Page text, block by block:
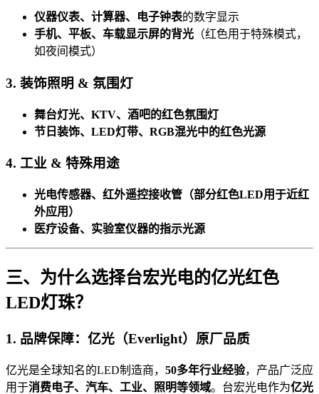
仪器仪表、计算器、电子钟表的数字显示
手机、平板、车载显示屏的背光 （红色用于特殊模式，
如夜间模式）
3. 装饰照明 & 氛围灯
舞台灯光、KTV、酒吧的红色氛围灯
节日装饰、LED灯带、RGB混光中的红色光源
4. 工业 & 特殊用途
光电传感器、红外遥控接收管（部分红色LED用于近红
外应用）
医疗设备、实验室仪器的指示光源
三、为什么选择台宏光电的亿光红色
LED灯珠？
1. 品牌保障：亿光（Everlight）原厂品质
亿光是全球知名的LED制造商， 50多年行业经验，产品广泛应
用于消费电子、汽车、工业、照明等领域。台宏光电作为亿光